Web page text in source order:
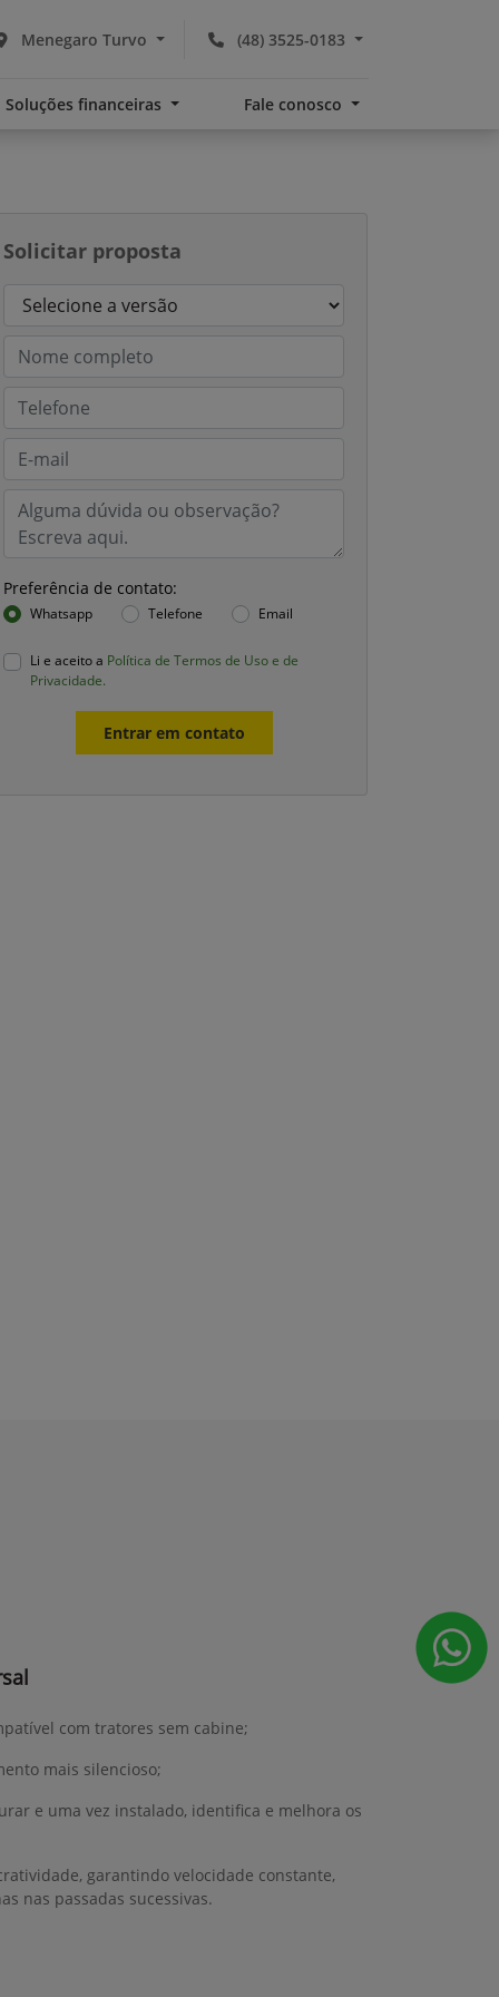
(48) 3525-0183
Menegaro Turvo
Soluções financeiras Fale conosco
Solicitar proposta
Preferência de contato:
Whatsapp Telefone Email
Li e aceito a Política de Termos de Uso e de
Privacidade.
Entrar em contato
com tratores sem cabine;
mais silencioso;
e uma vez instalado, identifica e melhora os
garantindo velocidade constante,
nas passadas sucessivas.